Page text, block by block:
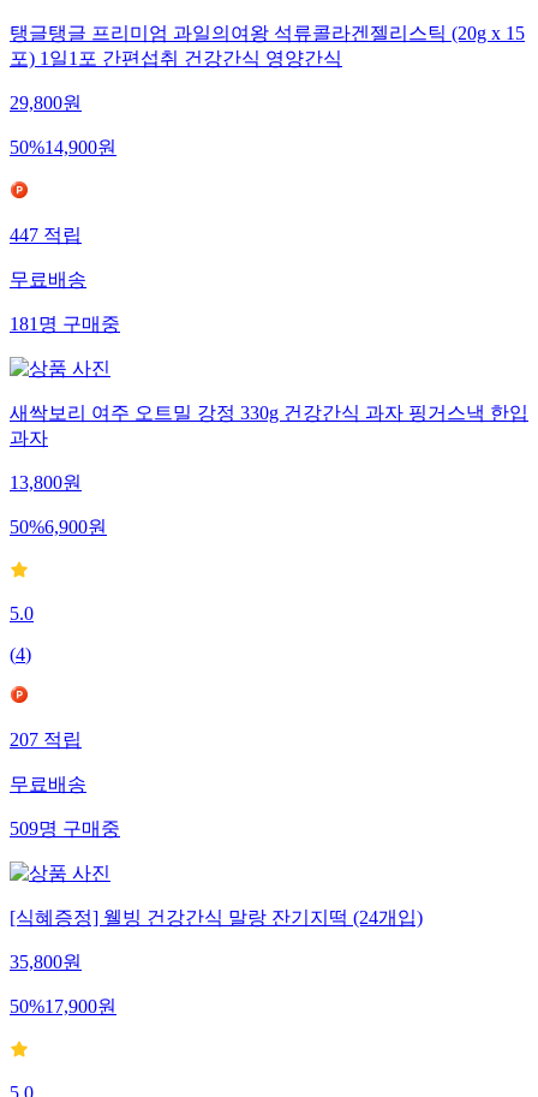
탱글탱글 프리미엄 과일의여왕 석류콜라겐젤리스틱 (20g x 15
포) 1일1포 간편섭취 건강간식 영양간식
29,800원
50%14,900원
447 적립
무료배송
181 명 구매중
새싹보리 여주 오트밀 강정 330g 건강간식 과자 핑거스낵 한입
과자
13,800원
50%6,900원
5.0
(4)
207 적립
무료배송
509명 구매중
[식혜증정] 웰빙 건강간식 말랑 잔기지떡 (24개입)
35,800원
50%17,900원
5.0